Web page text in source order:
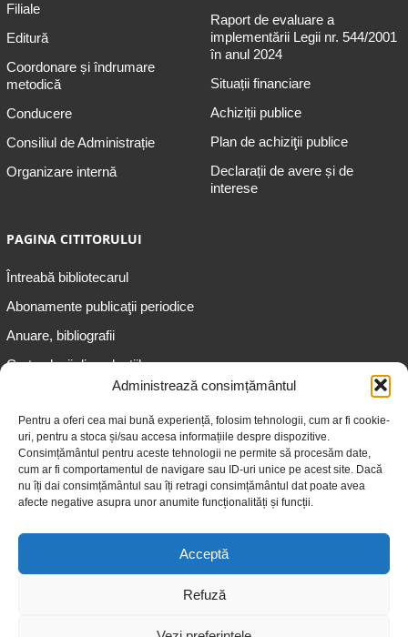
Administrează consimțământul
Pentru a oferi cea mai bună experiență, folosim tehnologii, cum ar fi cookie-
uri, pentru a stoca și/sau accesa informațiile despre dispozitive.
Consimțământul pentru aceste tehnologii ne permite să procesăm date,
cum ar fi comportamentul de navigare sau ID-uri unice pe acest site. Dacă
nu îți dai consimțământul sau îți retragi consimțământul dat poate avea
afecte negative asupra unor anumite funcționalități și funcții.
Acceptă
Refuză
Filiale
Editură
Coordonare și îndrumare
metodică
Conducere
Consiliul de Administrație
Organizare internă
Raport de evaluare a
implementării Legii nr. 544/2001
în anul 2024
Situații financiare
Achiziții publice
Plan de achiziţii publice
Declarații de avere și de
interese
PAGINA CITITORULUI
Întreabă bibliotecarul
Abonamente publicaţii periodice
Anuare, bibliografii
Cartea lunii din colecțiile
Informații pentru adolescenți
Informații pentru adulți
Informații pentru seniori
© 2026 Biblioteca Judeţeană „Gheorghe Asachi” Iaşi